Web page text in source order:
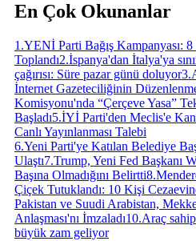
En Çok Okunanlar
1 .YENİ Parti Bağış Kampanyası:
Toplandı2.İspanya'dan İtalya'ya
çağırısı: Süre pazar günü doluyor3.
İnternet Gazeteciliğinin
Komisyonu'nda “Çerçeve Yasa”
Başladı5.İYİ Parti'den Meclis'e
Canlı Yayınlanması Talebi
6.Yeni Parti'ye Katılan Belediye
Ulaştı7.Trump, Yeni Fed Başkanı
Başına Olmadığını Belirtti8.
Çiçek Tutuklandı: 10 Kişi
Pakistan ve Suudi Arabistan,
Anlaşması'nı İmzaladı10.Araç
büyük zam geliyor